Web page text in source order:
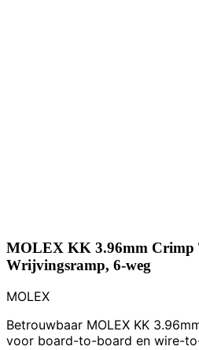
MOLEX KK 3.96mm Crimp
Wrijvingsramp, 6-weg
MOLEX
Betrouwbaar MOLEX KK
voor board-to-board en wire-